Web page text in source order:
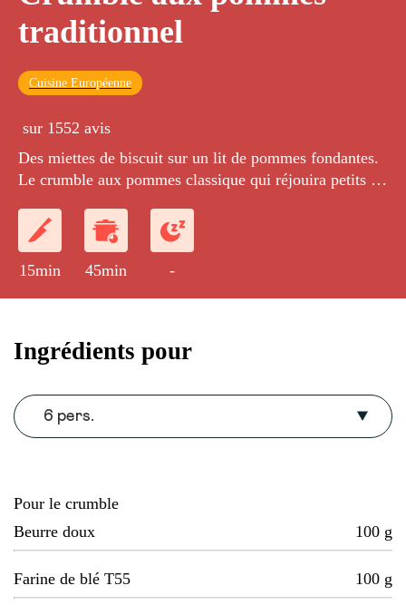
traditionnel
Cuisine Européenne
sur 1552 avis
Des miettes de biscuit sur un lit de pommes fondantes.
Le crumble aux pommes classique qui réjouira petits et
15min 45min -
Ingrédients pour
6 pers.
Pour le crumble
Beurre doux
100 g
Farine de blé T55 100 g